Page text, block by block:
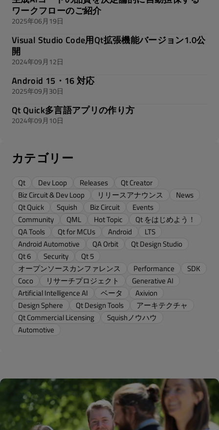
ワークフローのご紹介
2025年06月19日
Visual Studio Code用Qt拡張機能バージョン1.0公
開
2024年09月12日
Android 15・16 対応
2025年09月30日
Qt Quick多言語アプリの作り方
2024年09月10日
カテゴリー
Qt Dev Loop Releases
Qt Creator
Biz Circuit & Dev Loop
リリースアナウンス
News
Qt Quick
Squish Biz Circuit
Events
Community
QML Hot Topic
Qt をはじめよう！
QA Tools
Qt for MCUs Android
LTS
Android Automotive
QA Orbit
Qt Design Studio
Qt 6
Security
Qt 5
オープンソースカンファレンス
Performance
SDK
Coco
リサーチプロジェクト
Generative AI
Artificial Intelligence AI
ベータ
Axivion
Design Sphere
Qt Design Tools
アーキテクチャ
Qt Commercial Licensing
Squishノウハウ
Automotive